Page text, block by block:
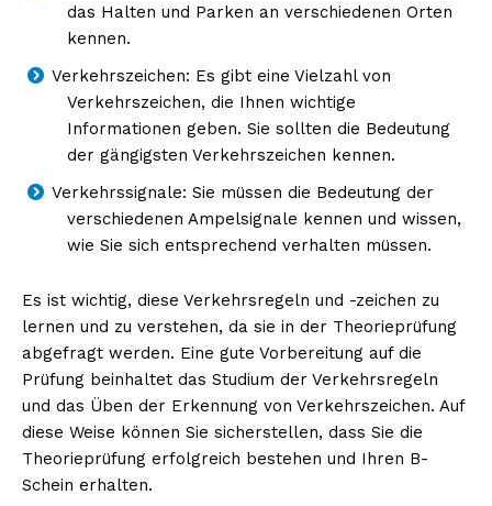
das Halten und Parken an verschiedenen Orten
kennen.
Verkehrszeichen: Es gibt eine Vielzahl von
Verkehrszeichen, die Ihnen wichtige
Informationen geben. Sie sollten die Bedeutung
der gängigsten Verkehrszeichen kennen.
Verkehrssignale: Sie müssen die Bedeutung der
verschiedenen Ampelsignale kennen und wissen,
wie Sie sich entsprechend verhalten müssen.
Es ist wichtig, diese Verkehrsregeln und -zeichen zu
lernen und zu verstehen, da sie in der Theorieprüfung
abgefragt werden. Eine gute Vorbereitung auf die
Prüfung beinhaltet das Studium der Verkehrsregeln
und das Üben der Erkennung von Verkehrszeichen. Auf
diese Weise können Sie sicherstellen, dass Sie die
Theorieprüfung erfolgreich bestehen und Ihren B-
Schein erhalten.